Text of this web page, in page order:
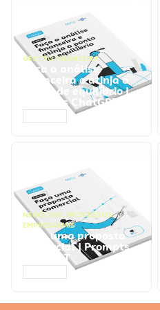
GESTÃO FINANCEIRA
Faça a análise
financeira e atinja o
ponto de equilíbrio |
Prompts ChatGPT
NEGÓCIOS, PROCESSOS
EMPRESARIAIS
Faça uma proposta
comercial | Prompts
ChatGPT